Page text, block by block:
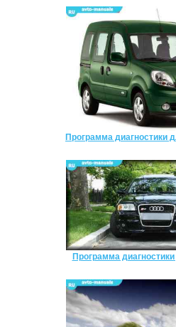
Программа диагностики
Программа